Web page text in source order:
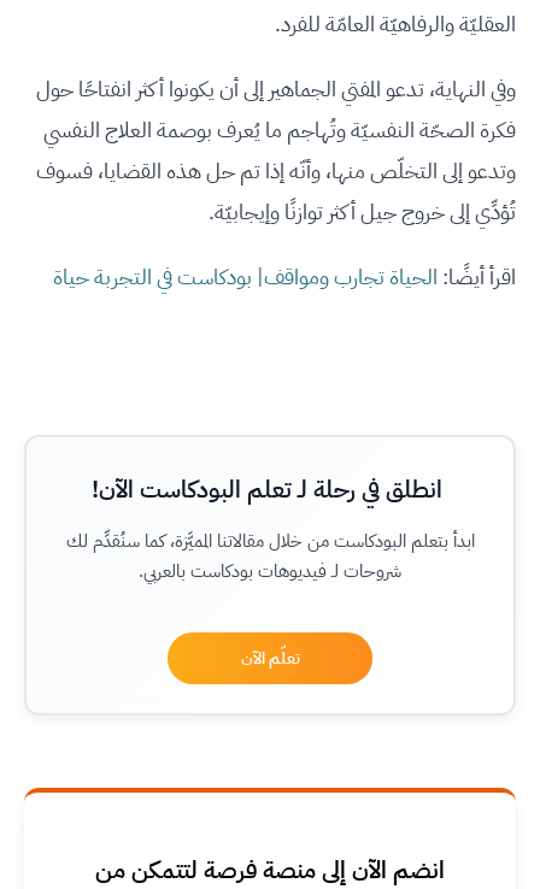
العقليّة والرفاهيّة العامّة للفرد.
وفي النهاية، تدعو المفتي الجماهير إلى أن يكونوا أكثر انفتاحًا حول
فكرة الصحّة النفسيّة وتُهاجم ما يُعرف بوصمة العلاج النفسي
وتدعو إلى التخلّص منها، وأنّه إذا تم حل هذه القضايا، فسوف
تُؤدِّي إلى خروج جيل أكثر توازنًا وإيجابيّة.
اقرأ أيضًا: الحياة تجارب ومواقف| بودكاست في التجربة حياة
انطلق في رحلة لـ تعلم البودكاست الآن!
ابدأ بتعلم البودكاست من خلال مقالاتنا المميَّزة، كما سنُقدِّم لك
شروحات لـ فيديوهات بودكاست بالعربي.
تعلّم الآن
انضم الآن إلى منصة فرصة لتتمكن من